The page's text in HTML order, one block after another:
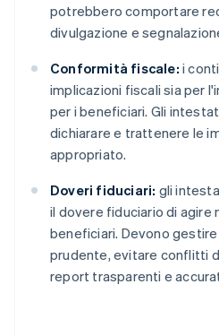
potrebbero comportare
divulgazione e
Conformità fiscale: i
implicazioni fiscali sia per
per i beneficiari. Gli
dichiarare e trattenere le
appropriato.
Doveri fiduciari: gli
il dovere fiduciario di agire
beneficiari. Devono
prudente, evitare conflitti
report trasparenti e